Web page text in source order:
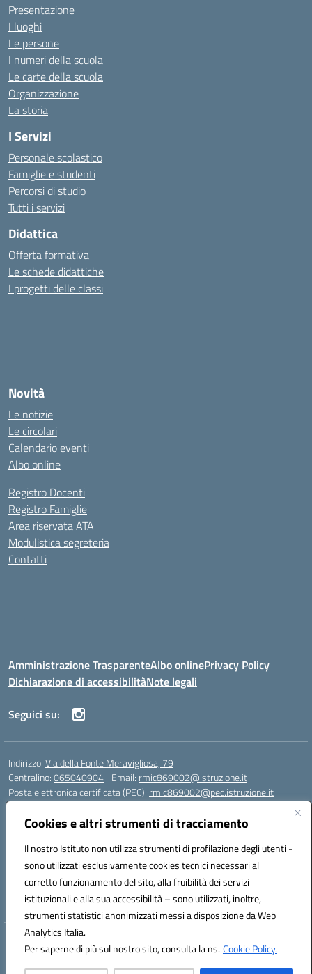
Cookies e altri strumenti di tracciamento
Il nostro Istituto non utilizza strumenti di profilazione degli utenti -
sono utilizzati esclusivamente cookies tecnici necessari al
corretto funzionamento del sito, alla fruibilità dei servizi
istituzionali e alla sua accessibilità – sono utilizzati, inoltre,
strumenti statistici anonimizzati messi a disposizione da Web
Analytics Italia.
Per saperne di più sul nostro sito, consulta la ns.Cookie Policy.
Presentazione
I luoghi
Le persone
I numeri della scuola
Le carte della scuola
Organizzazione
La storia
I Servizi
Personale scolastico
Famiglie e studenti
Percorsi di studio
Tutti i servizi
Didattica
Offerta formativa
Le schede didattiche
I progetti delle classi
Novità
Le notizie
Le circolari
Calendario eventi
Albo online
Registro Docenti
Registro Famiglie
Area riservata ATA
Modulistica segreteria
Contatti
Amministrazione TrasparenteAlbo onlinePrivacy Policy
Dichiarazione di accessibilitàNote legali
Seguici su:
Indirizzo:Via della Fonte Meravigliosa, 79
Centralino:065040904 Email: rmic869002@istruzione.it
Posta elettronica certificata (PEC): rmic869002@pec.istruzione.it
Codice fiscale: 97197090588
Codice meccanografico: RMIC869002
Codice Indice delle Pubbliche Amministrazioni (IPA): istsc_rmic869002
Codice unico di fatturazione (CUF): UFRHFP
Iban dell’Istituto comprensivo presso Banca Intesa San Paolo:
IT04 V030 6905 0201 0000 0046 393
Hosting & Powered by 3D Solution S.r.l.
Concept & Design by Designers Italia